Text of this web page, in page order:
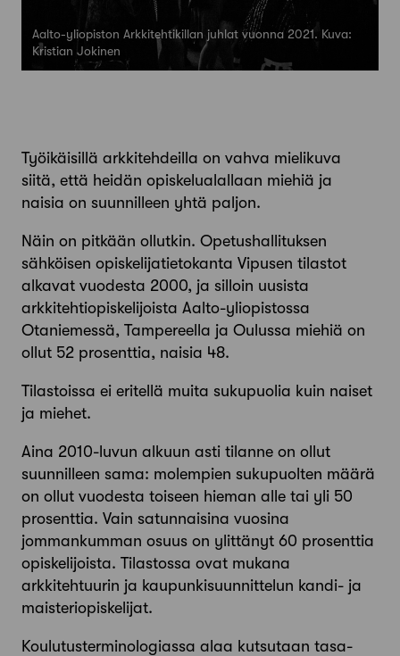
Aalto-yliopiston Arkkitehtikillan juhlat vuonna 2021. Kuva:
Kristian Jokinen
Työikäisillä arkkitehdeilla on vahva mielikuva
siitä, että heidän opiskelualallaan miehiä ja
naisia on suunnilleen yhtä paljon.
Näin on pitkään ollutkin. Opetushallituksen
sähköisen opiskelijatietokanta Vipusen tilastot
alkavat vuodesta 2000, ja silloin uusista
arkkitehtiopiskelijoista Aalto-yliopistossa
Otaniemessä, Tampereella ja Oulussa miehiä on
ollut 52 prosenttia, naisia 48.
Tilastoissa ei eritellä muita sukupuolia kuin naiset
ja miehet.
Aina 2010-luvun alkuun asti tilanne on ollut
suunnilleen sama: molempien sukupuolten määrä
on ollut vuodesta toiseen hieman alle tai yli 50
prosenttia. Vain satunnaisina vuosina
jommankumman osuus on ylittänyt 60 prosenttia
opiskelijoista. Tilastossa ovat mukana
arkkitehtuurin ja kaupunkisuunnittelun kandi- ja
maisteriopiskelijat.
Koulutusterminologiassa alaa kutsutaan tasa-